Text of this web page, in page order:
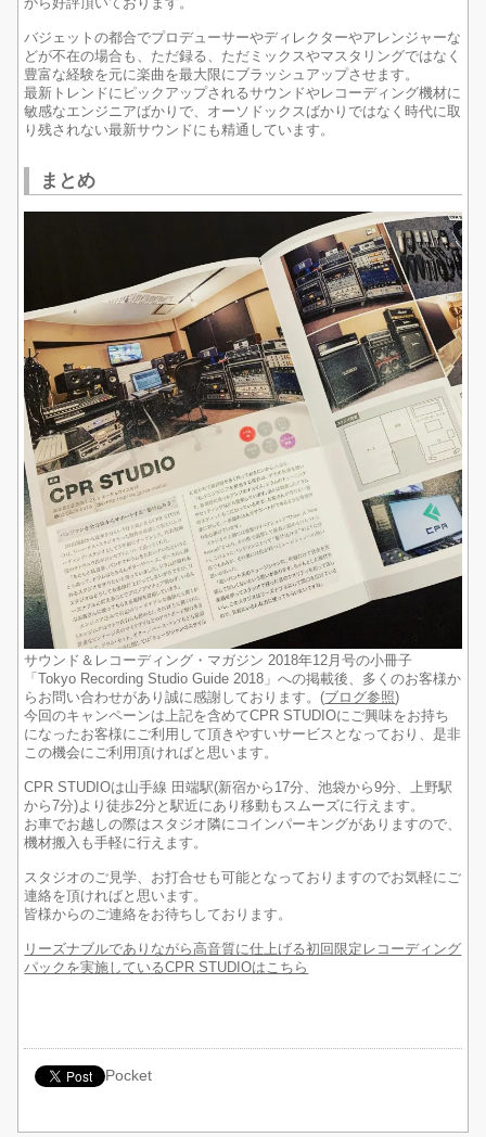
バジェットの都合でプロデューサーやディレクターやアレンジャーな
どが不在の場合も、ただ録る、ただミックスやマスタリングではなく
豊富な経験を元に楽曲を最大限にブラッシュアップさせます。
最新トレンドにピックアップされるサウンドやレコーディング機材に
敏感なエンジニアばかりで、オーソドックスばかりではなく時代に取
り残されない最新サウンドにも精通しています。
まとめ
サウンド＆レコーディング・マガジン 2018年12月号の小冊子
「Tokyo Recording Studio Guide 2018」への掲載後、多くのお客様か
らお問い合わせがあり誠に感謝しております。(ブログ参照)
今回のキャンペーンは上記を含めてCPR STUDIOにご興味をお持ち
になったお客様にご利用して頂きやすいサービスとなっており、是非
この機会にご利用頂ければと思います。
CPR STUDIOは山手線 田端駅(新宿から17分、池袋から9分、上野駅
から7分)より徒歩2分と駅近にあり移動もスムーズに行えます。
お車でお越しの際はスタジオ隣にコインパーキングがありますので、
機材搬入も手軽に行えます。
スタジオのご見学、お打合せも可能となっておりますのでお気軽にご
連絡を頂ければと思います。
皆様からのご連絡をお待ちしております。
リーズナブルでありながら高音質に仕上げる初回限定レコーディング
パックを実施しているCPR STUDIOはこちら
Pocket